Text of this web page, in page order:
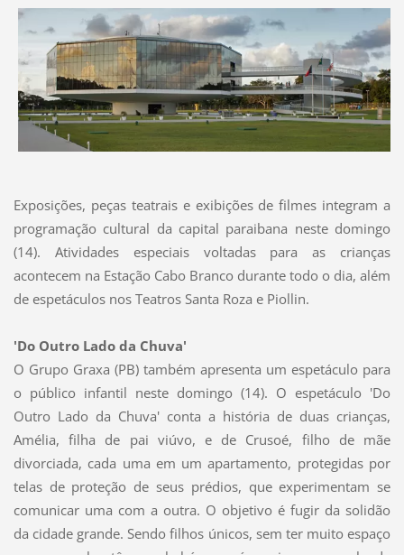
Exposições, peças teatrais e exibições de filmes integram a
programação cultural da capital paraibana neste domingo
(14). Atividades especiais voltadas para as crianças
acontecem na Estação Cabo Branco durante todo o dia, além
de espetáculos nos Teatros Santa Roza e Piollin.
'Do Outro Lado da Chuva'
O Grupo Graxa (PB) também apresenta um espetáculo para
o público infantil neste domingo (14). O espetáculo 'Do
Outro Lado da Chuva' conta a história de duas crianças,
Amélia, filha de pai viúvo, e de Crusoé, filho de mãe
divorciada, cada uma em um apartamento, protegidas por
telas de proteção de seus prédios, que experimentam se
comunicar uma com a outra. O objetivo é fugir da solidão
da cidade grande. Sendo filhos únicos, sem ter muito espaço